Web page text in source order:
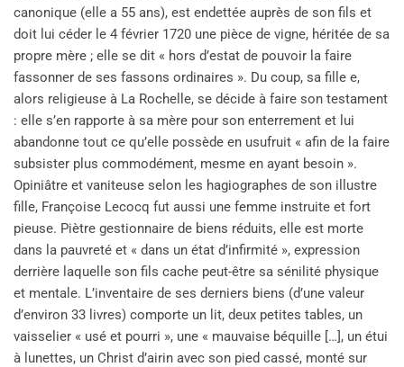
canonique (elle a 55 ans), est endettée auprès de son fils et
doit lui céder le 4 février 1720 une pièce de vigne, héritée de sa
propre mère ; elle se dit « hors d’estat de pouvoir la faire
fassonner de ses fassons ordinaires ». Du coup, sa fille e,
alors religieuse à La Rochelle, se décide à faire son testament
: elle s’en rapporte à sa mère pour son enterrement et lui
abandonne tout ce qu’elle possède en usufruit « afin de la faire
subsister plus commodément, mesme en ayant besoin ».
Opiniâtre et vaniteuse selon les hagiographes de son illustre
fille, Françoise Lecocq fut aussi une femme instruite et fort
pieuse. Piètre gestionnaire de biens réduits, elle est morte
dans la pauvreté et « dans un état d’infirmité », expression
derrière laquelle son fils cache peut-être sa sénilité physique
et mentale. L’inventaire de ses derniers biens (d’une valeur
d’environ 33 livres) comporte un lit, deux petites tables, un
vaisselier « usé et pourri », une « mauvaise béquille […], un étui
à lunettes, un Christ d’airin avec son pied cassé, monté sur